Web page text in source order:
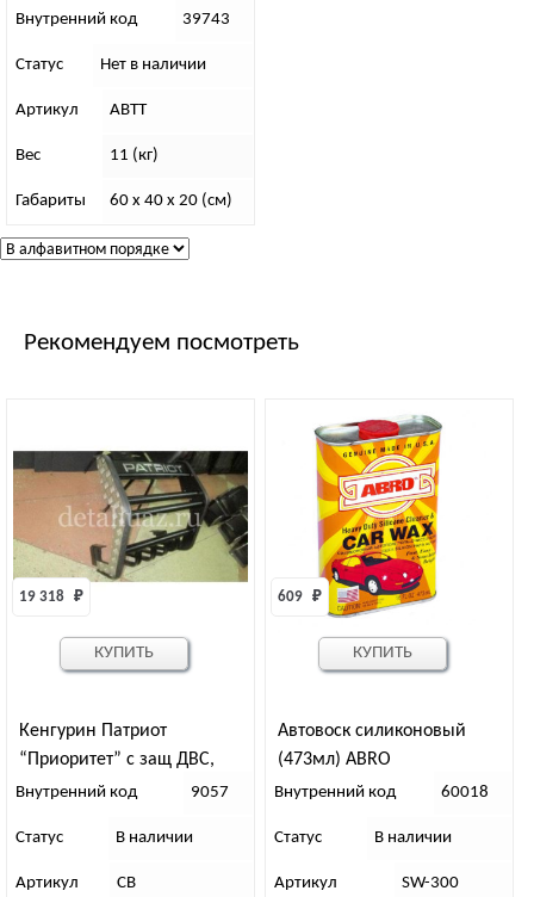
удлиненный/ н/о (600 гр/м)
Внутренний код 39743
Статус Нет в наличии
Артикул АВТТ
Вес 11 (кг)
Габариты 60 x 40 x 20 (см)
Рекомендуем посмотреть
Кенгурин Патриот
“Приоритет” с защ ДВС,
алюм накл (до рест)
19 318 ₽
Внутренний код 9057
Статус В наличии
Артикул СВ
КУПИТЬ
Автовоск силиконовый
(473мл) ABRO
609 ₽
Внутренний код 60018
Статус В наличии
Артикул SW-300
КУПИТЬ